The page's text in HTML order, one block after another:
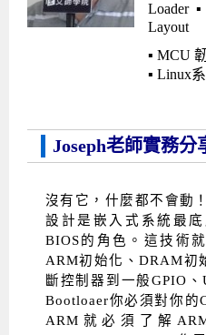
Loader ▪
Layout
▪ MCU
▪ Linux
Joseph老師實務分
沒有它，什麼都不會動
設計是嵌入式系統最
BIOS的角色。這技術
ARM初始化、DRAM初
斷控制器到一般GPIO
Bootloaer你必須對你的
ARM就必須了解